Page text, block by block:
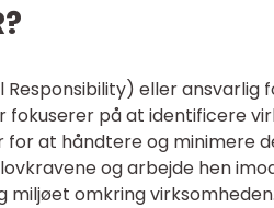
Responsibility) eller
fokuserer på at identificere
at håndtere og minimere
og arbejde hen
miljøet omkring virksomheden.